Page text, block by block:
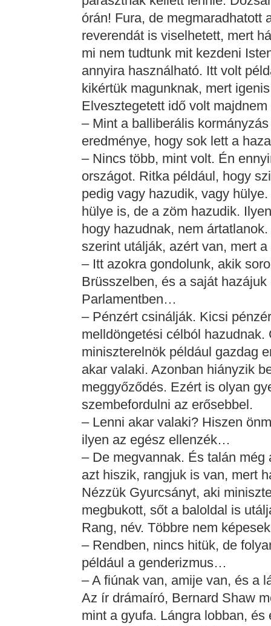
órán! Fura, de megmaradhatott
reverendát is viselhetett, mert
mi nem tudtunk mit kezdeni
annyira használható. Itt volt
kikértük magunknak, mert
Elvesztegetett idő volt
– Mint a balliberális
eredménye, hogy sok lett a
– Nincs több, mint volt. Én
országot. Ritka például, hogy
pedig vagy hazudik, vagy
hülye is, de a zöm hazudik.
hogy hazudnak, nem
szerint utálják, azért van, mert
– Itt azokra gondolunk, akik
Brüsszelben, és a saját
Parlamentben…
– Pénzért csinálják. Kicsi
melldöngetési célból
miniszterelnök például gazdag
akar valaki. Azonban hiányzik
meggyőződés. Ezért is olyan
szembefordulni az erősebbel.
– Lenni akar valaki? Hiszen
ilyen az egész ellenzék…
– De megvannak. És talán
azt hiszik, rangjuk is van, mert
Nézzük Gyurcsányt, aki
megbukott, sőt a baloldal is
Rang, név. Többre nem
– Rendben, nincs hitük, de
például a genderizmus…
– A fiúnak van, amije van, és a
Az ír drámaíró, Bernard Shaw
mint a gyufa. Lángra lobban,